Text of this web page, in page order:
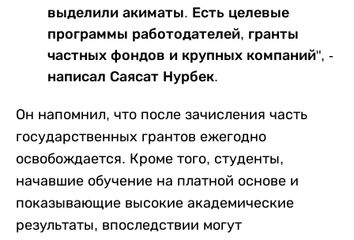
выделили акиматы. Есть целевые
программы работодателей, гранты
частных фондов и крупных компаний", -
написал Саясат Нурбек.
Он напомнил, что после зачисления часть
государственных грантов ежегодно
освобождается. Кроме того, студенты,
начавшие обучение на платной основе и
показывающие высокие академические
результаты, впоследствии могут